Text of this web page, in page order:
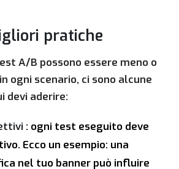
pratiche
A/B possono essere meno o
ogni scenario, ci sono alcune
devi aderire:
: ogni test eseguito deve
Ecco un esempio: una
nel tuo banner può influire